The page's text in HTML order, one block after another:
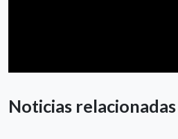
Noticias relacionadas